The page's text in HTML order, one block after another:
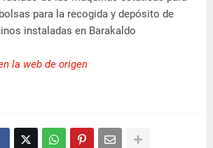
para la recogida y depósito de
instaladas en Barakaldo
la web de origen